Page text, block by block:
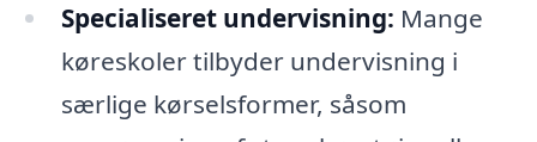
Specialiseret undervisning: Mange
køreskoler tilbyder undervisning i
særlige kørselsformer, såsom